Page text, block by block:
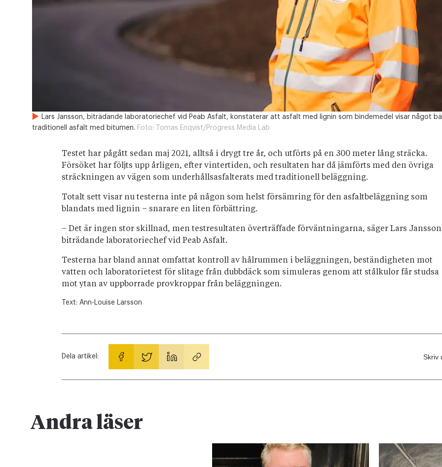
Lars Jansson, biträdande laboratoriechef vid Peab Asfalt, konstaterar att asfalt med lignin som bindemedel visar något
traditionell asfalt med bitumen. Foto: Tomas Enqvist/Progress Media Lab
Testet har pågått sedan maj 2021, alltså i drygt tre år, och utförts på en 300 meter lång sträcka.
Försöket har följts upp årligen, efter vintertiden, och resultaten har då jämförts med den övriga
sträckningen av vägen som underhållsasfalterats med traditionell beläggning.
Totalt sett visar nu testerna inte på någon som helst försämring för den asfaltbeläggning som
blandats med lignin – snarare en liten förbättring.
– Det är ingen stor skillnad, men testresultaten överträffade förväntningarna, säger Lars
biträdande laboratoriechef vid Peab Asfalt.
Testerna har bland annat omfattat kontroll av hålrummen i beläggningen, beständigheten mot
vatten och laboratorietest för slitage från dubbdäck som simuleras genom att stålkulor får studsa
mot ytan av uppborrade provkroppar från beläggningen.
Text: Ann-Louise Larsson
Dela artikel: Skriv
Andra läser